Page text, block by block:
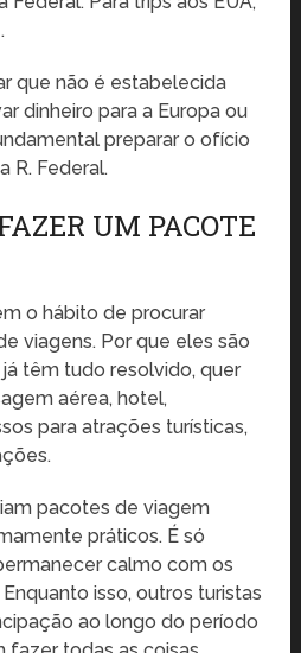
que não é estabelecida
dinheiro para a Europa ou
preparar o ofício
R. Federal.
UM PACOTE
o hábito de procurar
viagens. Por que eles são
têm tudo resolvido, quer
aérea, hotel,
para atrações turísticas,
pacotes de viagem
práticos. É só
calmo com os
isso, outros turistas
ao longo do período